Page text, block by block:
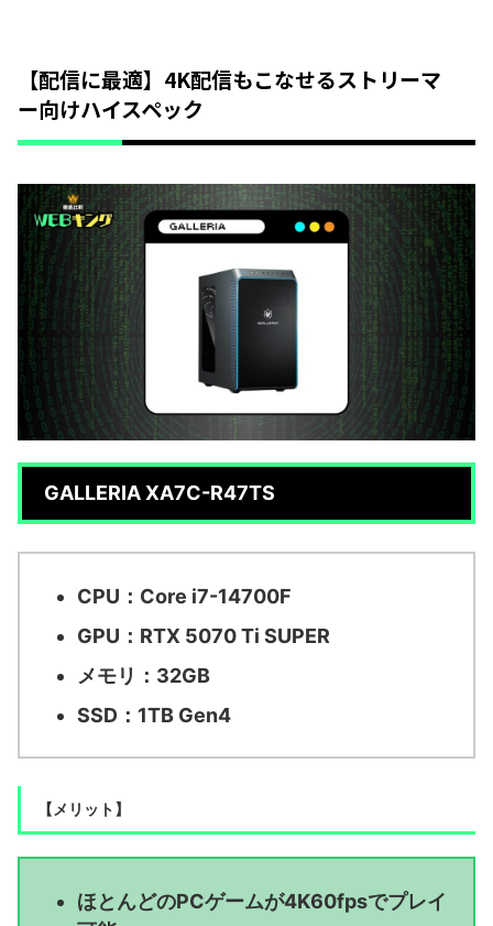
【配信に最適】4K配信もこなせるストリーマ
ー向けハイスペック
GALLERIA XA7C-R47TS
CPU：Core i7-14700F
GPU：RTX 5070 Ti SUPER
メモリ：32GB
SSD：1TB Gen4
【メリット】
ほとんどのPCゲームが4K60fpsでプレイ